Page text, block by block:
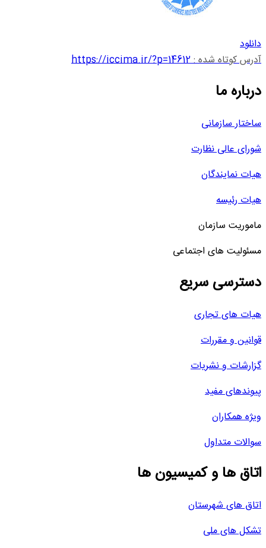
دانلود
آدرس کوتاه شده :https://iccima.ir/?p=14612
درباره ما
ساختار سازمانی
شورای عالی نظارت
هیات نمایندگان
هیات رئیسه
ماموریت سازمان
مسئولیت های اجتماعی
دسترسی سریع
هیات های تجاری
قوانین و مقررات
گزارشات و نشریات
پیوندهای مفید
ویژه همکاران
سوالات متداول
اتاق ها و کمیسیون ها
اتاق های شهرستان
تشکل های ملی